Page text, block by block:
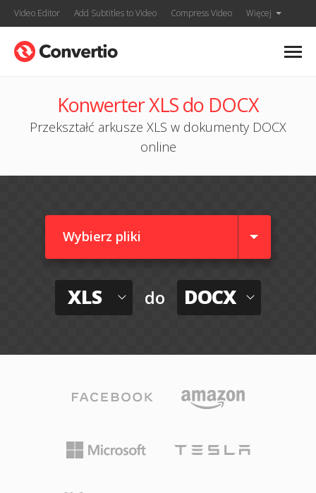
Video Editor Add Subtitles to Video Compress Video Więcej
Konwerter XLS do DOCX
Przekształć arkusze XLS w dokumenty DOCX
online
Wybierz pliki
XLS do DOCX